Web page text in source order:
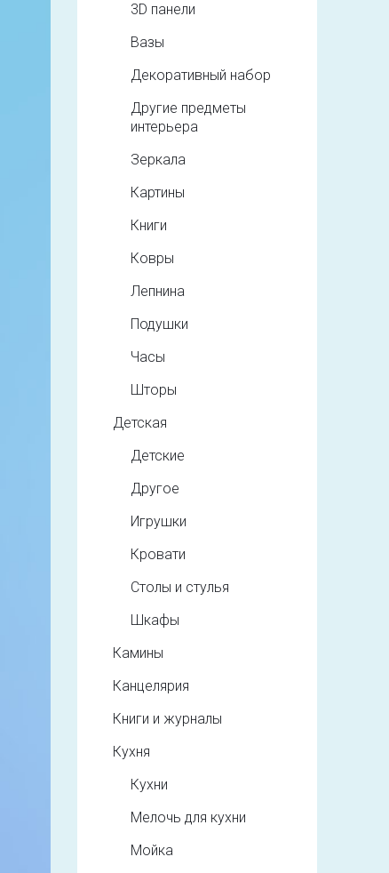
3D панели
Вазы
Декоративный набор
Другие предметы
интерьера
Зеркала
Картины
Книги
Ковры
Лепнина
Подушки
Часы
Шторы
Детская
Детские
Другое
Игрушки
Кровати
Столы и стулья
Шкафы
Камины
Канцелярия
Книги и журналы
Кухня
Кухни
Мелочь для кухни
Мойка